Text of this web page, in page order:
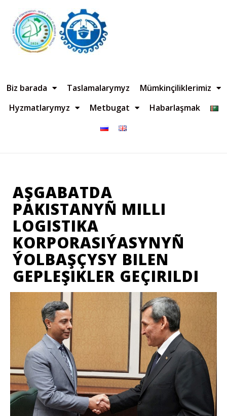
Biz barada Taslamalarymyz
Mümkinçiliklerimiz
Hyzmatlarymyz
Metbugat Habarlaşmak
AŞGABATDA
PAKISTANYÑ MILLI
LOGISTIKA
KORPORASIÝASYNYÑ
ÝOLBAŞÇYSY BILEN
GEPLEŞIKLER GEÇIRILDI